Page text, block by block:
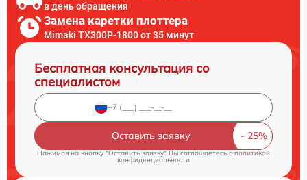
в день обращения
Замена каретки плоттера
Mimaki TX300P-1800 от 35 минут
Бесплатная консультация со
специалистом
Оставить заявку
Нажимая на кнопку "Оставить заявку" Вы соглашаетесь cполитикой
конфиденциальности